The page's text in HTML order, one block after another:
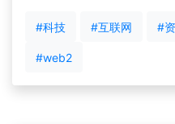
#科技 #互联网 #
#web2